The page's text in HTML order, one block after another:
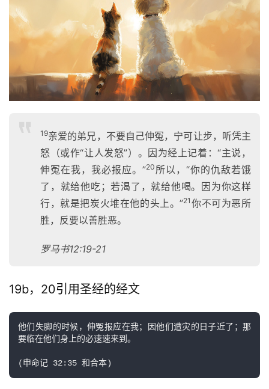
19亲爱的弟兄，不要自己伸冤，宁可让步，听凭主
怒（或作“让人发怒”）。因为经上记着：“主说，
伸冤在我，我必报应。”20 所以，“你的仇敌若饿
了，就给他吃；若渴了，就给他喝。因为你这样
行，就是把炭火堆在他的头上。”21 你不可为恶所
胜，反要以善胜恶。
罗马书12:19-21
19b，20引用圣经的经文
他们失脚的时候，伸冤报应在我；因他们遭灾的日子近了；那
要临在他们身上的必速速来到。